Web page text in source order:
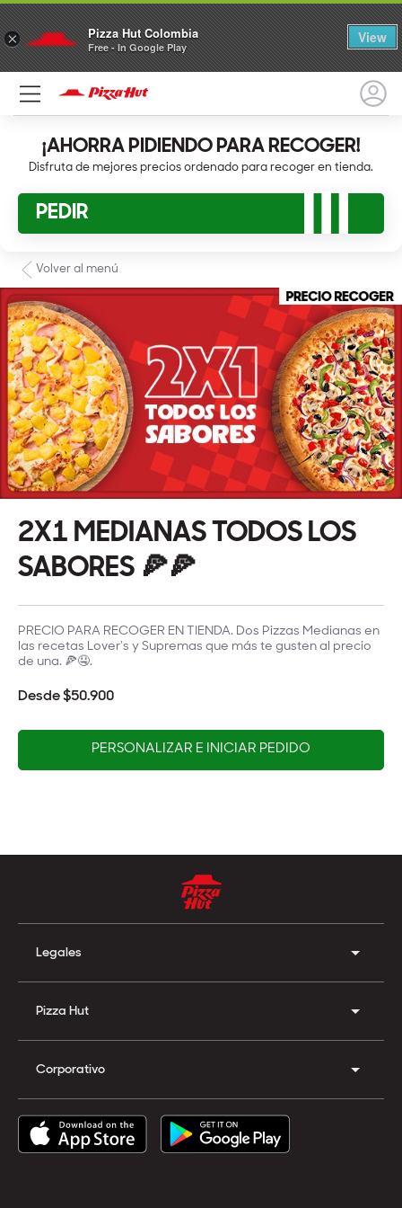
× Pizza Hut Colombia
Free - In Google Play
View
¡AHORRA PIDIENDO PARA RECOGER!
Disfruta de mejores precios ordenado para recoger en tienda.
PEDIR
Volver al menú
2X1 MEDIANAS TODOS LOS
SABORES 🍕🍕
PRECIO PARA RECOGER EN TIENDA. Dos Pizzas Medianas en
las recetas Lover's y Supremas que más te gusten al precio
de una. 🍕🤤.
Desde $50.900
PERSONALIZAR E INICIAR PEDIDO
Legales
Pizza Hut
Corporativo